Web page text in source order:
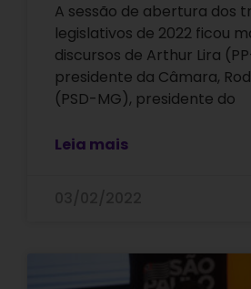
A sessão de abertura dos
legislativos de 2022 ficou
discursos de Arthur Lira
presidente da Câmara,
(PSD-MG), presidente do
Leia mais